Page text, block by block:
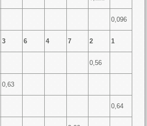
0,096
3 6 4 7 2 1
0,56
0,63
0,64